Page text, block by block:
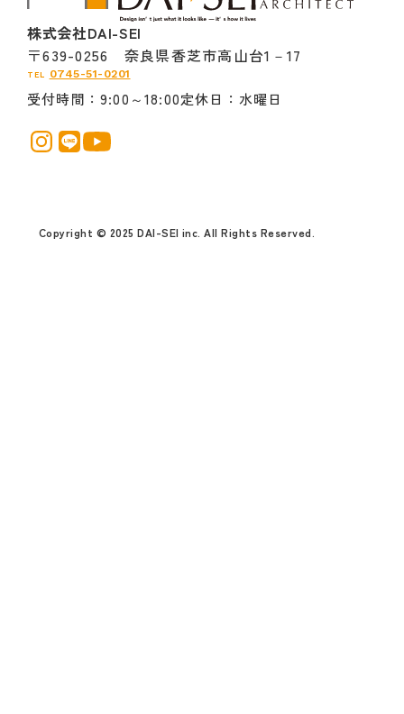
株式会社DAI-SEI
〒639-0256 奈良県香芝市高山台1－17
TEL 0745-51-0201
受付時間 9:00～18:00定休日 水曜日
Copyright © 2025 DAI-SEI inc. All Rights Reserved.